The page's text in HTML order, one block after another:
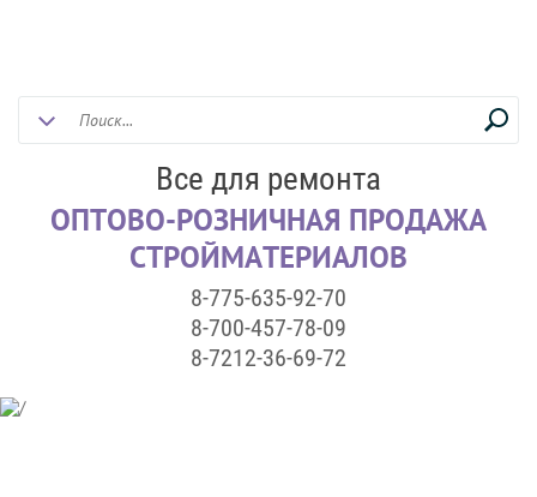
Все для ремонта
ОПТОВО-РОЗНИЧНАЯ ПРОДАЖА
СТРОЙМАТЕРИАЛОВ
8-775-635-92-70
8-700-457-78-09
8-7212-36-69-72